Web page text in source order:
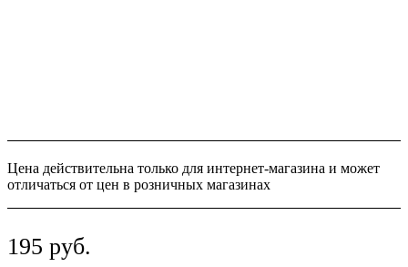
Цена действительна только для интернет-магазина и может
отличаться от цен в розничных магазинах
195 руб.